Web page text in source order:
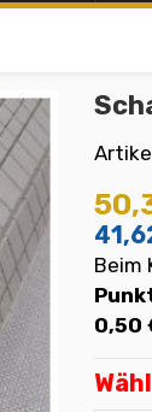
Beim
0,50